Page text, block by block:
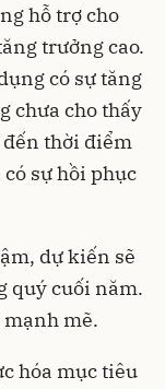
hỗ trợ cho
trưởng cao.
có sự tăng
chưa cho thấy
thời điểm
có sự hồi phục
dự kiến sẽ
quý cuối năm.
mẽ.
hóa mục tiêu